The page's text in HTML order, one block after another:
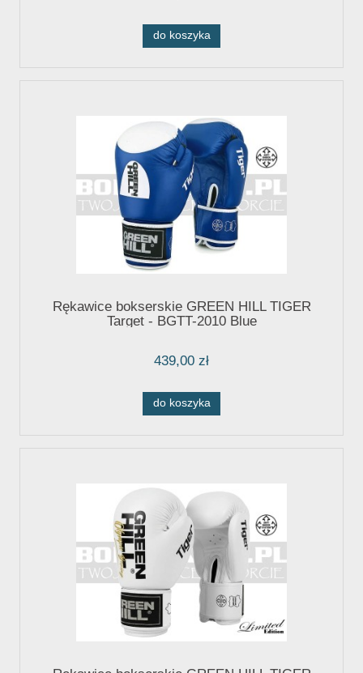
do koszyka
Rękawice bokserskie GREEN HILL TIGER
Target - BGTT-2010 Blue
439,00 zł
do koszyka